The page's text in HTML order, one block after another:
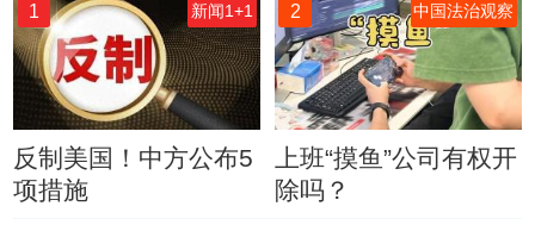
1 新闻1+1
反制美国！中方公布5
项措施
2 中国法治观察
上班“摸鱼”公司有权开
除吗？